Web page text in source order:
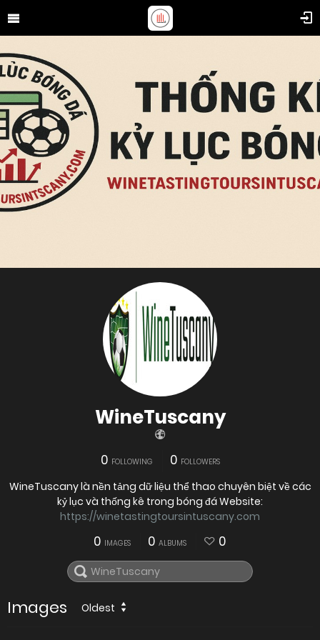
WineTuscany
0 FOLLOWING 0 FOLLOWERS
WineTuscany là nền tảng dữ liệu thể thao chuyên biệt về các
kỷ lục và thống kê trong bóng đá Website:
https://winetastingtoursintuscany.com
0 IMAGES 0 ALBUMS 0
Images Oldest